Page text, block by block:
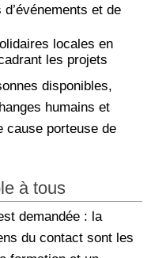
et de
locales en
les projets
disponibles,
humains et
cause porteuse de
à tous
demandée : la
du contact sont les